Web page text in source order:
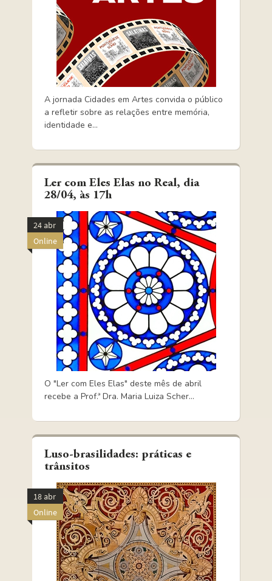
A jornada Cidades em Artes convida o público
a refletir sobre as relações entre memória,
identidade e...
Ler com Eles Elas no Real, dia
28/04, às 17h
24 abr
Online
O "Ler com Eles Elas" deste mês de abril
recebe a Prof.ª Dra. Maria Luiza Scher...
Luso-brasilidades: práticas e
trânsitos
18 abr
Online